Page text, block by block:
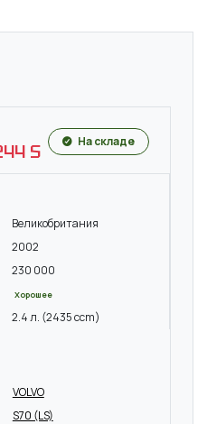
S На складе
Великобритания
2002
230 000
Хорошее
2.4 л. (2435 ccm)
VOLVO
S70 (LS)